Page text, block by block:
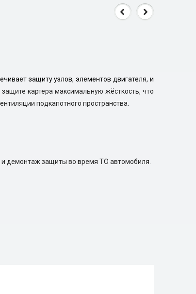
защиту узлов, элементов двигателя, и
картера максимальную жёсткость, что
подкапотного пространства.
демонтаж защиты во время ТО автомобиля.